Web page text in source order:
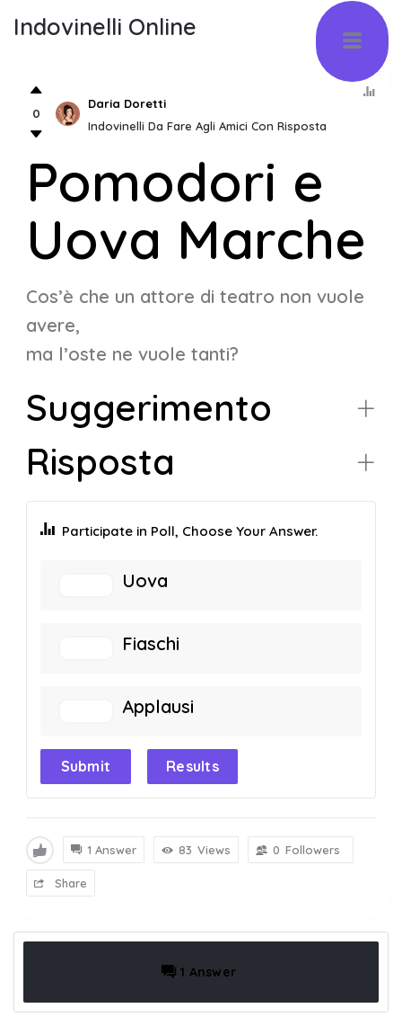
Indovinelli Online
0
Daria Doretti
Indovinelli Da Fare Agli Amici Con Risposta
Pomodori e
Uova Marche
Cos’è che un attore di teatro non vuole
avere,
ma l’oste ne vuole tanti?
Suggerimento
Risposta
Participate in Poll, Choose Your Answer.
Uova
Fiaschi
Applausi
Submit Results
1 Answer 83 Views 0 Followers
Share
1 Answer